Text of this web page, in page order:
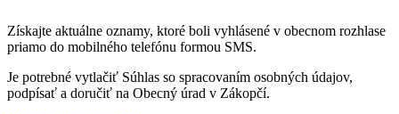
Získajte aktuálne oznamy, ktoré boli vyhlásené v obecnom rozhlase
priamo do mobilného telefónu formou SMS.
Je potrebné vytlačiť Súhlas so spracovaním osobných údajov,
podpísať a doručiť na Obecný úrad v Zákopčí.